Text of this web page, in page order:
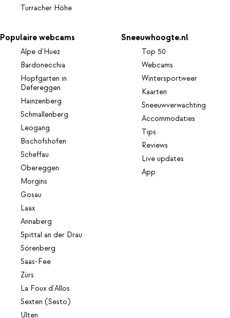
Turracher Höhe
Populaire webcams
Alpe d'Huez
Bardonecchia
Hopfgarten in
Defereggen
Hainzenberg
Schmallenberg
Leogang
Bischofshofen
Scheffau
Obereggen
Morgins
Gosau
Laax
Annaberg
Spittal an der Drau
Sörenberg
Saas-Fee
Zürs
La Foux d'Allos
Sexten (Sesto)
Ulten
Sneeuwhoogte.nl
Top 50
Webcams
Wintersportweer
Kaarten
Sneeuwverwachting
Accommodaties
Tips
Reviews
Live updates
App